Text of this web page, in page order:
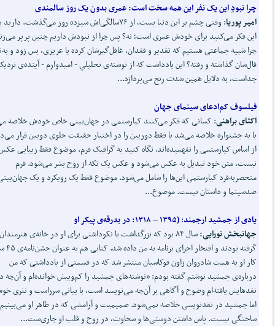
چرا نبودِ این یک نفر این همه سخت است:عمری بدون یک روز سالمندی
امیر پوریا
: وقتی چشم بر این دنیا بست، از ۷۶سالگی‌اش سیزده روز می‌گذشت.
این فکر می‌کنید برای خودش عمری است؛ نه؟ پس چرا از نبودش داریم چنین پرپر
چرا شبیه جماعتی هستیم که تقدیر و فقدان، غافل‌گیرشان کرده یا عزیزی، بس زود و
قال‌شان گذاشته و رفته؟ این یادداشت که از نوشته‌ی تحلیلیِ - امیدوارم - آینده‌ی
جداست، به دلایل همین شدت رنج می‌پردازد...
فیلسوف کمادعای سینمای جهان
اکتای براهنی: کسانی که فکر می‌کنند کیارستمی در جهان‌بینی خاص خودش خلاصه
یا به جشنواره خلاصه می‌شد یا فقط دوربین را در اختیار حقیقت جلوی دوبین قرار
از اساس کیارستمی را نفهمیده‌اند. نگاه کنید به گرافیک فرم. موضوع فقط زیبایی
نیست. متن خود تبدیل به عکس می‌شود و عکس یک تکه از روح بشر می‌شود. فرم
منحصربه‌فرد کیارستمی این‌ها را شامل می‌شود. موضوع فقط یک رویکرد و یک
ضدسینما و داستان نیست. موضوع...
یادی از جمشید ارجمند:(۱۳۹۵ –
در بدرقه‌ی پیکر او
جهانبخش نورایی:
سال ۸۴ بود که بزرگداشت یا نکوداشتی برای او در خانه‌ی
گرفته بودند و
کار او به همت شادروان زاون قوکاسیان منتشر شد که در قسمتی از یادداشتی که من
درباره‌ی جمشید نوشتم گفته بودم: «نوشته‌های جمشید را کم‌وبیش خوانده‌ام و آن‌چه
نقدهایش یافته‌ام وضوح و آگاهی بر آن‌چه می‌نویسد است، با بیانی سرراست و نثری
اما جمشید در نقدنویسی خلاصه نمی‌شود. صمیمیت و آرامشی که در ظاهر او می‌بینیم
ساختگی نیست. پاس داشتن دوستی‌ها و سخاوت، در روح و قلب او جاری‌ست...